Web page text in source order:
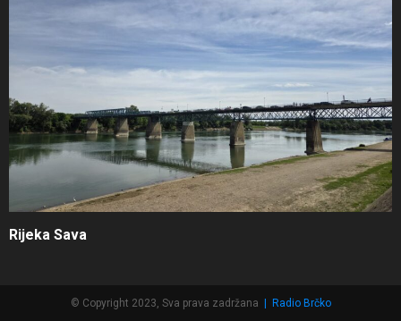
Rijeka Sava
© Copyright 2023, Sva prava zadržana Radio Brčko